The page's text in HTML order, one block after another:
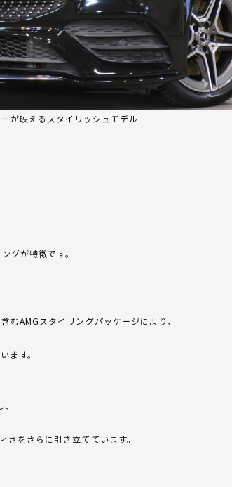
が映えるスタイリッシュモデル
グが特徴です。
むAMGスタイリングパッケージにより、
ます。
さをさらに引き立てています。